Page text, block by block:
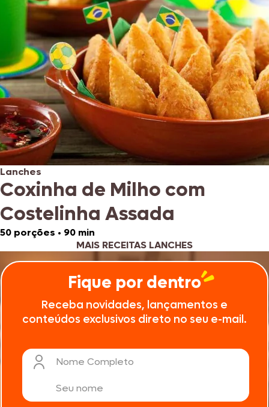
Lanches
Coxinha de Milho com
Costelinha Assada
50 porções • 90 min
MAIS RECEITAS LANCHES
Fique por dentro
Receba novidades, lançamentos e
conteúdos exclusivos direto no seu e-mail.
Nome Completo